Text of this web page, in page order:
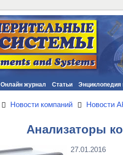
Онлайн журнал Статьи Энциклопедия
Новости компаний Новости
Анализаторы
27.01.2016